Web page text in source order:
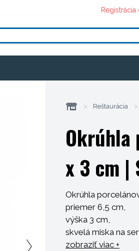
Registrácia
> Reštaurácia >
Okrúhla
x 3 cm |
Okrúhla
priemer 6,5 cm,
výška 3 cm,
skvelá miska na
doplnkami.
zobraziť viac +